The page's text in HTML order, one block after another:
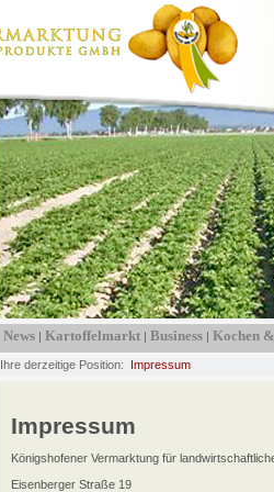
News | Kartoffelmarkt | Business | Kochen
Ihre derzeitige Position: Impressum
Impressum
Königshofener Vermarktung für
Eisenberger Straße 19